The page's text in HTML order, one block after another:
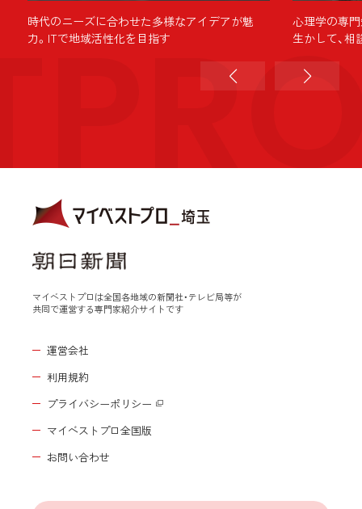
時代のニーズに合わせた多様なアイデアが魅
力。ITで地域活性化を目指す
心理学の専
生かして、
マイベストプロは全国各地域の新聞社・テレビ局等が
共同で運営する専門家紹介サイトです
運営会社
利用規約
プライバシーポリシー
マイベストプロ全国版
お問い合わせ